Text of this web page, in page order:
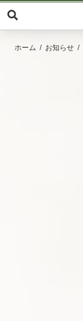
ホーム お知らせ